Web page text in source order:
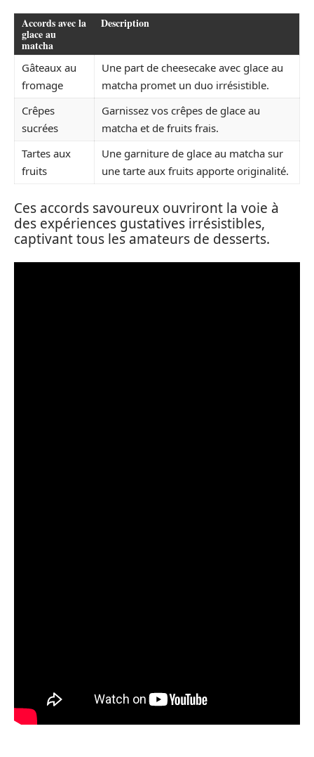
Accords avec la
glace au
matcha
Description
Gâteaux au
fromage
Une part de cheesecake avec glace au
matcha promet un duo irrésistible.
Crêpes
sucrées
Garnissez vos crêpes de glace au
matcha et de fruits frais.
Tartes aux
fruits
Une garniture de glace au matcha sur
une tarte aux fruits apporte originalité.
Ces accords savoureux ouvriront la voie à
des expériences gustatives irrésistibles,
captivant tous les amateurs de desserts.